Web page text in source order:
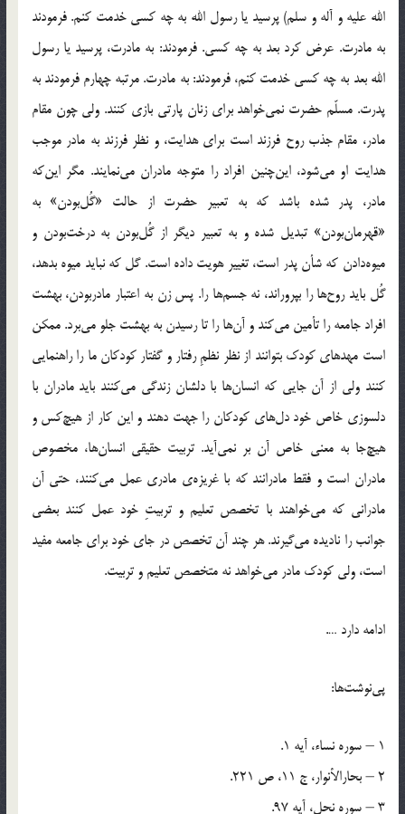
الله عليه و آله و سلم) پرسيد يا رسول الله به چه كسي خدمت كنم. فرمودند
به مادرت. عرض کرد بعد به چه كسي. فرمودند: به مادرت، پرسيد يا رسول
الله بعد به چه كسي خدمت كنم، فرمودند: به مادرت. مرتبه چهارم فرمودند به
پدرت. مسلّم حضرت نمي‌خواهد براي زنان پارتي بازي كنند. ولي چون مقام
مادر، مقام جذب روح فرزند است براي هدايت، و نظر فرزند به مادر موجب
هدايت او مي‌شود، اين‌چنين افراد را متوجه مادران مي‌نمايند. مگر اين‌كه
مادر، پدر شده باشد که به تعبير حضرت از حالت «گُل‌بودن» به
«قهرمان‌بودن» تبديل شده و به تعبير ديگر از گُل‌بودن به درخت‌بودن و
ميوه‌دادن که شأن پدر است، تغيير هويت داده است. گل كه نبايد ميوه بدهد،
گُل بايد روح‌ها را بپروراند، نه جسم‌ها را. پس زن به اعتبار مادربودن، بهشت
افراد جامعه را تأمين مي‌كند و آن‌ها را تا رسيدن به بهشت جلو مي‌برد. ممکن
است مهد‌هاي کودک بتوانند از نظر نظمِ رفتار و گفتار کودکان ما را راهنمايي
کنند ولي از آن جايي که انسان‌ها با دلشان زندگي مي‌کنند بايد مادران با
دلسوزي خاص خود دل‌هاي کودکان را جهت دهند و اين کار از هيچ‌کس و
هيچ‌جا به معني خاص آن بر نمي‌آيد. تربيت حقيقي انسان‌ها، مخصوص
مادران است و فقط مادرانند که با غريزه‌ي مادري عمل مي‌کنند، حتي آن
مادراني که مي‌خواهند با تخصص تعليم و تربيتِ خود عمل کنند بعضي
جوانب را ناديده مي‌گيرند. هر چند آن تخصص در جاي خود براي جامعه مفيد
است، ولي کودک مادر مي‌خواهد نه متخصص تعليم و تربيت.
ادامه دارد ….
پي‌نوشت‌ها:
1 – سوره نساء، آيه 1.
2 – بحارالأنوار، ج 11، ص 221.
3 – سوره نحل، آيه 97.